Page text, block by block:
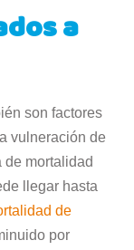
a
son factores
vulneración de
de mortalidad
llegar hasta
de
por